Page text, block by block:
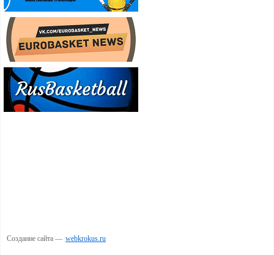
Создание сайта — webkrokus.ru